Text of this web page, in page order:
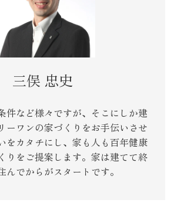
三俣 忠史
件など様々ですが、そこにしか建
ーワンの家づくりをお手伝いさせ
をカタチにし、家も人も百年健康
りをご提案します。家は建てて終
んでからがスタートです。